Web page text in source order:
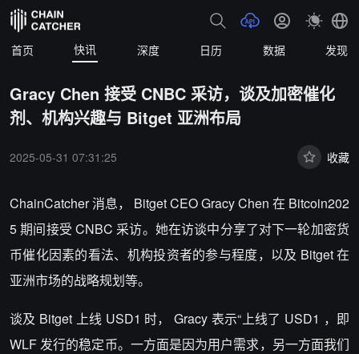
首页 快讯 深度 日历 数据 发现
Gracy Chen 接受 CNBC 采访，谈及加密催化
剂、机构兴趣与 Bitget 亚洲布局
2025-05-31 07:31:25 收藏
ChainCatcher 消息， Bitget CEO Gracy Chen 在 Bitcoin202
5 期间接受 CNBC 采访。她在访谈中分享了对下一轮加密货
币催化因素的看法、机构投资者的参与程度，以及 Bitget 在
亚洲市场的战略规划等。
谈及 Bitget 上线 USD1 时， Gracy 表示“上线了 USD1 ，即
WLF 发行的稳定币。一方面是因为用户需求，另一方面我们